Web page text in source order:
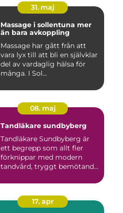
31. maj
Massage i sollentuna mer
än bara avkoppling
Massage har gått från att
vara lyx till att bli en självklar
del av vardaglig hälsa för
många. I Sol...
08. maj
Tandläkare sundbyberg
Tandläkare Sundbyberg är
ett begrepp som allt fler
förknippar med modern
tandvård, tryggt bemötande
17. apr